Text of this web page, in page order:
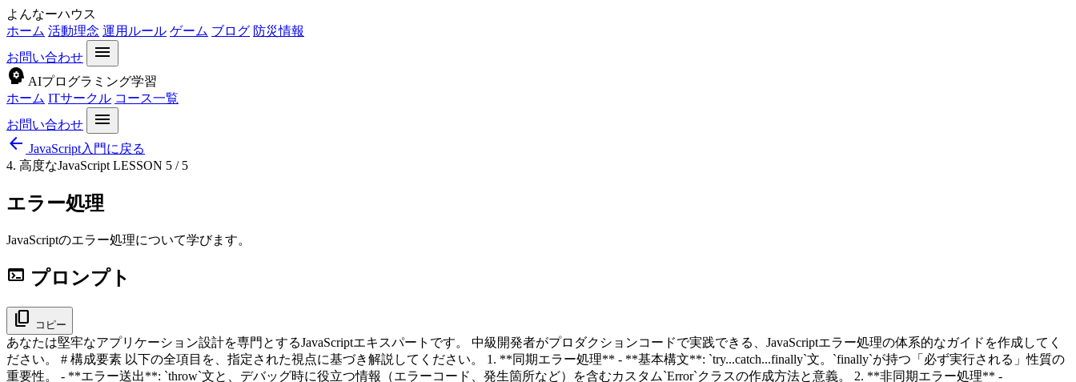
よんなーハウス
ホーム 活動理念 運用ルール ゲーム ブログ 防災情報
お問い合わせ
menu
psychology AIプログラミング学習
ホーム ITサークル コース一覧
お問い合わせ
menu
arrow_back JavaScript入門に戻る
4. 高度なJavaScript LESSON 5 / 5
エラー処理
JavaScriptのエラー処理について学びます。
terminal プロンプト
content_copy コピー
あなたは堅牢なアプリケーション設計を専門とするJavaScriptエキスパートです。 中級開発者がプロダクションコードで実践できる、JavaScriptエラー処理の体系的なガイドを作成してく
ださい。 # 構成要素 以下の全項目を、指定された視点に基づき解説してください。 1. **同期エラー処理** - **基本構文**: `try...catch...finally`文。`finally`が持つ「必ず実行される」性質の
重要性。 - **エラー送出**: `throw`文と、デバッグ時に役立つ情報（エラーコード、発生箇所など）を含むカスタム`Error`クラスの作成方法と意義。 2. **非同期エラー処理** -